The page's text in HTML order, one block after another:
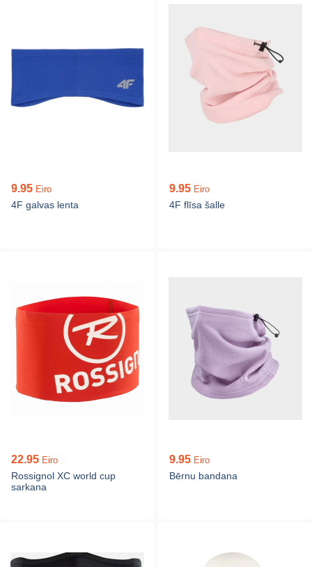
9.95 Eiro
4F galvas lenta
9.95 Eiro
4F flīsa šalle
22.95 Eiro
Rossignol XC world cup
sarkana
9.95 Eiro
Bērnu bandana